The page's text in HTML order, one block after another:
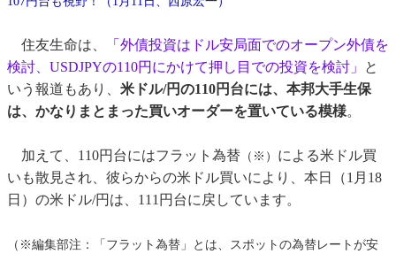
住友生命は、
「外債投資はドル安局面でのオープン外債を
検討、USDJPYの110円にかけて押し目での投資を検討」
と
いう報道もあり、 米ドル/円の110円台には、本邦大手生保
は、かなりまとまった買いオーダーを置いている模様。
加えて、110円台にはフラット為替 （※） による米ドル買
いも散見され、彼らからの米ドル買いにより、本日（1月18
日）の米ドル/円は、111円台に戻しています。
（※編集部注：「フラット為替」とは、スポットの為替レートが安